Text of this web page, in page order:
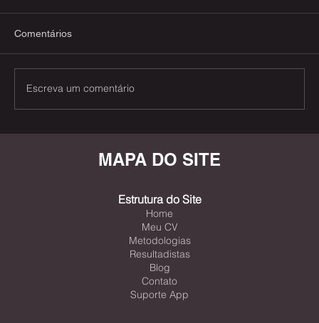
Quarentena do Coronavirus
Comentários
Escreva um comentário
MAPA DO SITE
Estrutura do Site
Home
Meu CV
Metodologias
Resultadistas
Blog
Contato
Suporte App